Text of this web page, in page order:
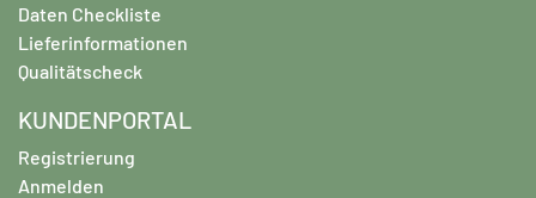
Daten Checkliste
Lieferinformationen
Qualitätscheck
KUNDENPORTAL
Registrierung
Anmelden